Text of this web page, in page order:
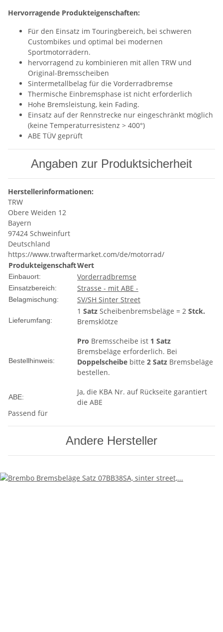
Hervorragende Produkteigenschaften:
Für den Einsatz im Touringbereich, bei schweren
Custombikes und optimal bei modernen
Sportmotorrädern.
hervorragend zu kombinieren mit allen TRW und
Original-Bremsscheiben
Sintermetallbelag für die Vorderradbremse
Thermische Einbremsphase ist nicht erforderlich
Hohe Bremsleistung, kein Fading.
Einsatz auf der Rennstrecke nur eingeschränkt möglich
(keine Temperaturresistenz > 400°)
ABE TÜV geprüft
Angaben zur Produktsicherheit
Herstellerinformationen:
TRW
Obere Weiden 12
Bayern
97424 Schweinfurt
Deutschland
https://www.trwaftermarket.com/de/motorrad/
ProdukteigenschaftWert
Einbauort: Vorderradbremse
Einsatzbereich: Strasse - mit ABE -
Belagmischung: SV/SH Sinter Street
Lieferumfang:
1 Satz Scheibenbremsbeläge = 2 Stck.
Bremsklötze
Bestellhinweis:
Pro Bremsscheibe ist 1 Satz
Bremsbeläge erforderlich. Bei
Doppelscheibe bitte 2 Satz Bremsbeläge
bestellen.
ABE:
Ja, die KBA Nr. auf Rückseite garantiert
die ABE
Passend für
Andere Hersteller